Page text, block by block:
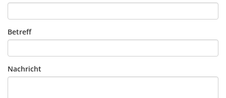
Betreff
Nachricht